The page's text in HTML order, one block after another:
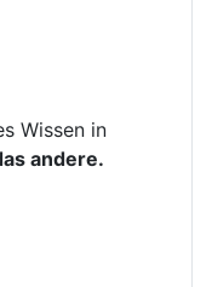
Wissen in
andere.